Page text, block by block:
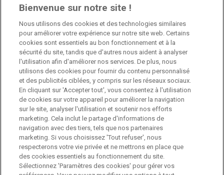
Jobs
Branch Manager Namur
Namur Temps plein
Branch Manager Anderlecht
Anderlecht Temps plein
Job étudiant – HR Consultant
Anderlecht Temporaire
Bienvenue sur notre site !
Nous utilisons des cookies et des technologies similaires
pour améliorer votre expérience sur notre site web. Certains
cookies sont essentiels au bon fonctionnement et à la
sécurité du site, tandis que d'autres nous aident à analyser
l'utilisation afin d'améliorer nos services. De plus, nous
utilisons des cookies pour fournir du contenu personnalisé
et des publicités ciblées, y compris sur les réseaux sociaux.
En cliquant sur 'Accepter tout', vous consentez à l'utilisation
de cookies sur votre appareil pour améliorer la navigation
sur le site, analyser l'utilisation et soutenir nos efforts
marketing. Cela inclut le partage d'informations de
navigation avec des tiers, tels que nos partenaires
marketing. Si vous choisissez 'Tout refuser', nous
respecterons votre vie privée et ne mettrons en place que
des cookies essentiels au fonctionnement du site.
Sélectionnez 'Paramètres des cookies' pour gérer vos